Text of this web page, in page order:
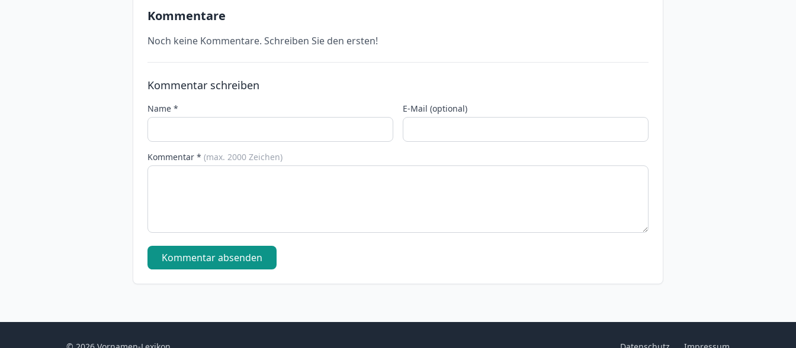
Kommentare
Noch keine Kommentare. Schreiben Sie den ersten!
Kommentar schreiben
Name * E-Mail (optional)
Kommentar * (max. 2000 Zeichen)
Kommentar absenden